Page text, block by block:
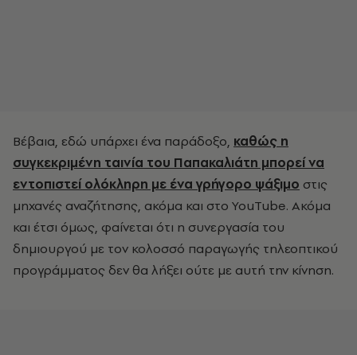
Βέβαια, εδώ υπάρχει ένα παράδοξο, καθώς η
συγκεκριμένη ταινία του Παπακαλιάτη μπορεί να
εντοπιστεί ολόκληρη με ένα γρήγορο ψάξιμο στις
μηχανές αναζήτησης, ακόμα και στο YouTube. Ακόμα
και έτσι όμως, φαίνεται ότι η συνεργασία του
δημιουργού με τον κολοσσό παραγωγής τηλεοπτικού
προγράμματος δεν θα λήξει ούτε με αυτή την κίνηση.